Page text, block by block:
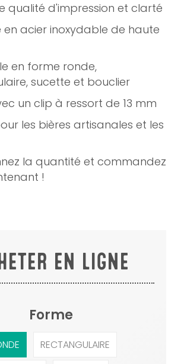
qualité d'impression et clarté
en acier inoxydable de haute
en forme ronde,
sucette et bouclier
un clip à ressort de 13 mm
les bières artisanales et les
la quantité et commandez
!
EN LIGNE
Forme
RECTANGULAIRE